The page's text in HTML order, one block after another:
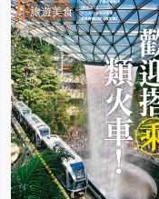
旅遊美食